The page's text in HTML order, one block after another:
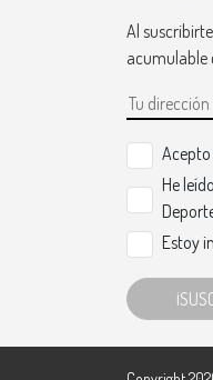
Al
acumulable
He
Estoy